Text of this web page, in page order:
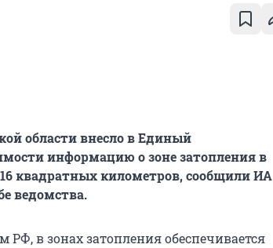
области внесло в Единый
информацию о зоне затопления в
квадратных километров, сообщили ИА
ведомства.
РФ, в зонах затопления обеспечивается